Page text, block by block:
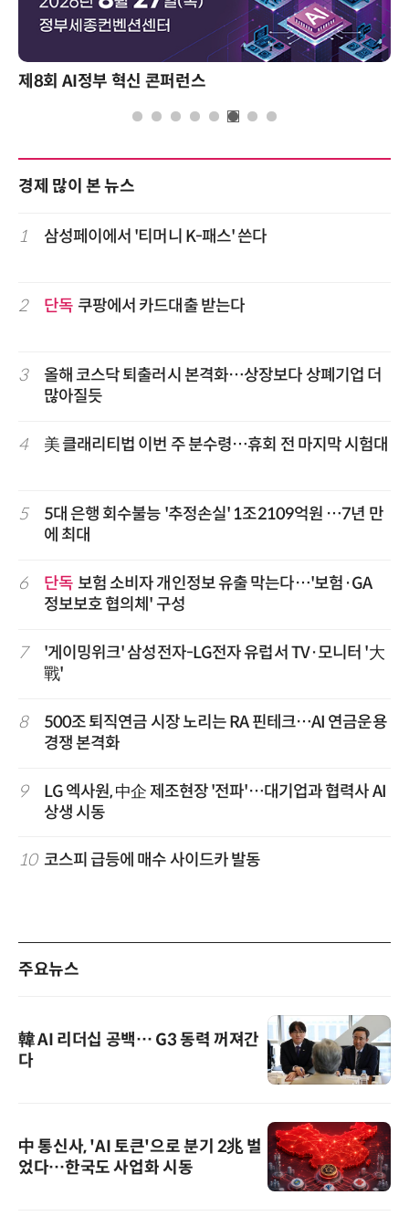
제8회 AI정부 혁신 콘퍼런스
경제 많이 본 뉴스
1 삼성페이에서 '티머니 K-패스' 쓴다
2 단독 쿠팡에서 카드대출 받는다
3
올해 코스닥 퇴출러시 본격화…상장보다 상폐기업 더
많아질듯
4 美 클래리티법 이번 주 분수령…휴회 전 마지막 시험대
5
5대 은행 회수불능 '추정손실' 1조2109억원 …7년 만
에 최대
6 단독 보험 소비자 개인정보 유출 막는다…'보험·GA
정보보호 협의체' 구성
7
'게이밍위크' 삼성전자-LG전자 유럽서 TV·모니터 '大
戰'
8
500조 퇴직연금 시장 노리는 RA 핀테크…AI 연금운용
경쟁 본격화
9
LG 엑사원, 中企 제조현장 '전파'…대기업과 협력사 AI
상생 시동
10 코스피 급등에 매수 사이드카 발동
주요뉴스
韓 AI 리더십 공백… G3 동력 꺼져간
다
中 통신사, 'AI 토큰'으로 분기 2兆 벌
었다…한국도 사업화 시동